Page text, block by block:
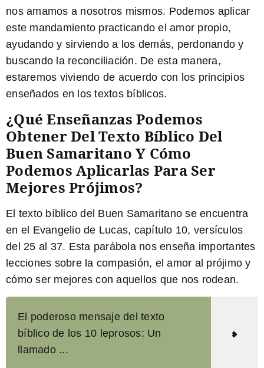
nos amamos a nosotros mismos. Podemos aplicar
este mandamiento practicando el amor propio,
ayudando y sirviendo a los demás, perdonando y
buscando la reconciliación. De esta manera,
estaremos viviendo de acuerdo con los principios
enseñados en los textos bíblicos.
¿Qué Enseñanzas Podemos
Obtener Del Texto Bíblico Del
Buen Samaritano Y Cómo
Podemos Aplicarlas Para Ser
Mejores Prójimos?
El texto bíblico del Buen Samaritano se encuentra
en el Evangelio de Lucas, capítulo 10, versículos
del 25 al 37. Esta parábola nos enseña importantes
lecciones sobre la compasión, el amor al prójimo y
cómo ser mejores con aquellos que nos rodean.
El poderoso mensaje del texto
bíblico de los 10 leprosos: Un
llamado ...